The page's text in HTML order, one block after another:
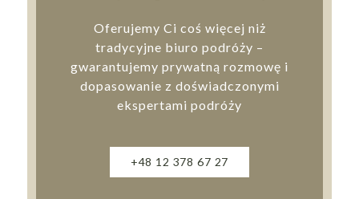
Oferujemy Ci coś więcej niż
tradycyjne biuro podróży –
gwarantujemy prywatną rozmowę i
dopasowanie z doświadczonymi
ekspertami podróży
+48 12 378 67 27